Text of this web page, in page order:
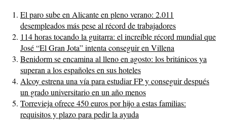
El paro sube en Alicante en pleno verano: 2.011
desempleados más pese al récord de trabajadores
114 horas tocando la guitarra: el increíble récord mundial que
José “El Gran Jota” intenta conseguir en Villena
Benidorm se encamina al lleno en agosto: los británicos ya
superan a los españoles en sus hoteles
Alcoy estrena una vía para estudiar FP y conseguir después
un grado universitario en un año menos
Torrevieja ofrece 450 euros por hijo a estas familias:
requisitos y plazo para pedir la ayuda